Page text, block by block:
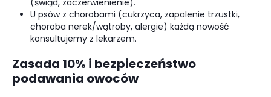
(świąd, zaczerwienienie).
U psów z chorobami (cukrzyca, zapalenie trzustki,
choroba nerek/wątroby, alergie) każdą nowość
konsultujemy z lekarzem.
Zasada 10% i bezpieczeństwo
podawania owoców